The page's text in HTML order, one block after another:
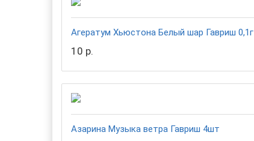
Агератум Хьюстона Белый шар Гавриш 0,1г
10 р.
Азарина Музыка ветра Гавриш 4шт